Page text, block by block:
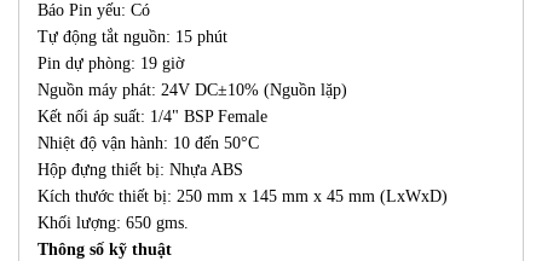
Báo Pin yếu: Có
Tự động tắt nguồn: 15 phút
Pin dự phòng: 19 giờ
Nguồn máy phát: 24V DC±10% (Nguồn lặp)
Kết nối áp suất: 1/4" BSP Female
Nhiệt độ vận hành: 10 đến 50°C
Hộp đựng thiết bị: Nhựa ABS
Kích thước thiết bị: 250 mm x 145 mm x 45 mm (LxWxD)
Khối lượng: 650 gms.
Thông số kỹ thuật